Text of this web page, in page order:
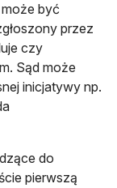
być
przez
czy
Sąd może
inicjatywy np.
do
pierwszą